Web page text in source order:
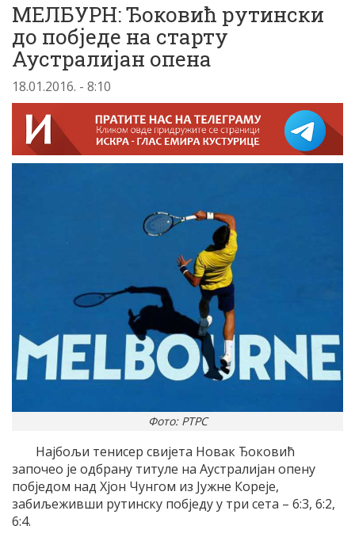
МЕЛБУРН: Ђоковић рутински
до побједе на старту
Аустралијан опена
18.01.2016. - 8:10
Фото: РТРС
Најбољи тенисер свијета Новак Ђоковић
започео је одбрану титуле на Аустралијан опену
побједом над Хјон Чунгом из Јужне Кореје,
забиљеживши рутинску побједу у три сета – 6:3, 6:2,
6:4.